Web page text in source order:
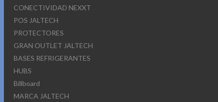
CONECTIVIDAD NEXXT
POS JALTECH
PROTECTORES
GRAN OUTLET JALTECH
BASES REFRIGERANTES
HUBS
Billboard
MARCA JALTECH